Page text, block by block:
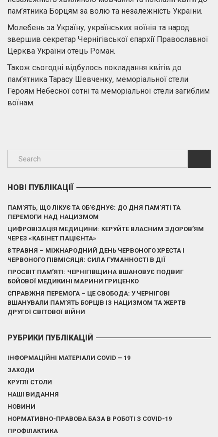
пам’ятника Борцям за волю та незалежність України.
Молебень за Україну, українських воїнів та народ
звершив секретар Чернігівської єпархії Православної
Церква України отець Роман.
Також сьогодні відбулось покладання квітів до
пам’ятника Тарасу Шевченку, меморіальної стели
Героям Небесної сотні та меморіальної стели загиблим
воїнам.
НОВІ ПУБЛІКАЦІЇ
ПАМ’ЯТЬ, ЩО ЛІКУЄ ТА ОБ’ЄДНУЄ: ДО ДНЯ ПАМ’ЯТІ ТА
ПЕРЕМОГИ НАД НАЦИЗМОМ
ЦИФРОВІЗАЦІЯ МЕДИЦИНИ: КЕРУЙТЕ ВЛАСНИМ ЗДОРОВ’ЯМ
ЧЕРЕЗ «КАБІНЕТ ПАЦІЄНТА»
8 ТРАВНЯ – МІЖНАРОДНИЙ ДЕНЬ ЧЕРВОНОГО ХРЕСТА І
ЧЕРВОНОГО ПІВМІСЯЦЯ: СИЛА ГУМАННОСТІ В ДІЇ
ПРОСВІТ ПАМ’ЯТІ: ЧЕРНІГІВЩИНА ВШАНОВУЄ ПОДВИГ
БОЙОВОЇ МЕДИКИНІ МАРИНИ ГРИЦЕНКО
СПРАВЖНЯ ПЕРЕМОГА – ЦЕ СВОБОДА: У ЧЕРНІГОВІ
ВШАНУВАЛИ ПАМ’ЯТЬ БОРЦІВ ІЗ НАЦИЗМОМ ТА ЖЕРТВ
ДРУГОЇ СВІТОВОЇ ВІЙНИ
РУБРИКИ ПУБЛІКАЦІЙ
ІНФОРМАЦІЙНІ МАТЕРІАЛИ COVID – 19
ЗАХОДИ
КРУГЛІ СТОЛИ
НАШІ ВИДАННЯ
НОВИНИ
НОРМАТИВНО-ПРАВОВА БАЗА В РОБОТІ З COVID-19
ПРОФІЛАКТИКА